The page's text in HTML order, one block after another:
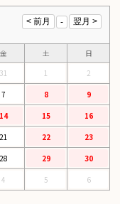
金 土
日
31 1
2
7 8
9
14 15
16
21 22
23
28 29
30
4 5 6